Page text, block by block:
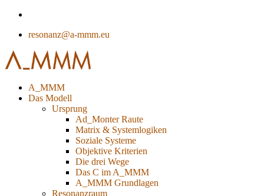
resonanz@a-mmm.eu
A_MMM
Das Modell
Ursprung
Ad_Monter Raute
Matrix & Systemlogiken
Soziale Systeme
Objektive Kriterien
Die drei Wege
Das C im A_MMM
A_MMM Grundlagen
Resonanzraum